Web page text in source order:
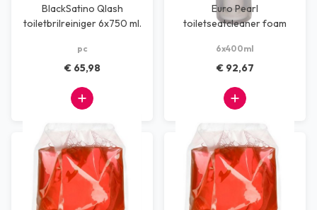
BlackSatino Qlash
toiletbrilreiniger 6x750 ml.
pc
€ 65,98
Euro Pearl
toiletseatcleaner foam
6x400ml
€ 92,67